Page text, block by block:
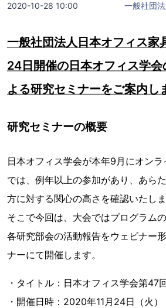
2020-10-28 10:00 一般社団
一般社団法人日本オフィス家
24日開催の日本オフィス学
よる研究セミナーをご案内し
研究セミナーの概要
日本オフィス学会が本年9月にオン
では、例年以上の参加があり、あら
方に対する関心の高さを確認いたしま
そこで今回は、大会ではプログラム
各研究部会の活動報告をウェビナー
ナーにて開催します。
・タイトル：日本オフィス学会第47
・開催日時：2020年11月24日（火